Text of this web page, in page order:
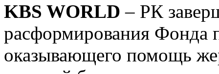
KBS WORLD – РК
расформирования Фонда
оказывающего помощь